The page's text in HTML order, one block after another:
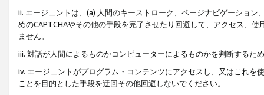
ii. エージェントは、(a) 人間のキーストローク、ページナビゲーショ
めのCAPTCHAやその他の手段を完了させたり回避して、アクセス、
ません。
iii. 対話が人間によるものかコンピューターによるものかを判断するた
iv. エージェントがプログラム・コンテンツにアクセスし、又はこれ
ことを目的とした手段を迂回その他回避しないでください。